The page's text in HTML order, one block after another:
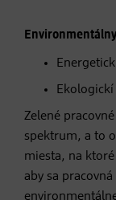
Zelené
spektrum, a to
miesta, na
aby sa